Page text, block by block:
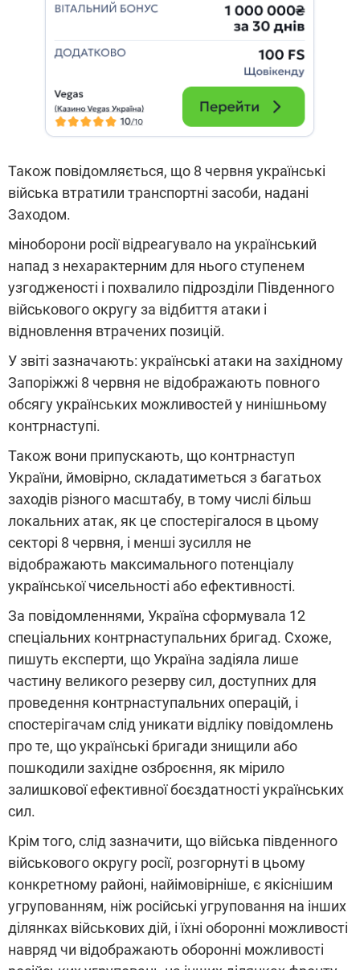
Також повідомляється, що 8 червня українські
війська втратили транспортні засоби, надані
Заходом.
міноборони росії відреагувало на український
напад з нехарактерним для нього ступенем
узгодженості і похвалило підрозділи Південного
військового округу за відбиття атаки і
відновлення втрачених позицій.
У звіті зазначають: українські атаки на західному
Запоріжжі 8 червня не відображають повного
обсягу українських можливостей у нинішньому
контрнаступі.
Також вони припускають, що контрнаступ
України, ймовірно, складатиметься з багатьох
заходів різного масштабу, в тому числі більш
локальних атак, як це спостерігалося в цьому
секторі 8 червня, і менші зусилля не
відображають максимального потенціалу
української чисельності або ефективності.
За повідомленнями, Україна сформувала 12
спеціальних контрнаступальних бригад. Схоже,
пишуть експерти, що Україна задіяла лише
частину великого резерву сил, доступних для
проведення контрнаступальних операцій, і
спостерігачам слід уникати відліку повідомлень
про те, що українські бригади знищили або
пошкодили західне озброєння, як мірило
залишкової ефективної боєздатності українських
сил.
Крім того, слід зазначити, що війська південного
військового округу росії, розгорнуті в цьому
конкретному районі, найімовірніше, є якіснішим
угрупованням, ніж російські угруповання на інших
ділянках військових дій, і їхні оборонні можливості
навряд чи відображають оборонні можливості